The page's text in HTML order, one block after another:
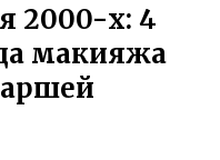
2000-х: 4
макияжа